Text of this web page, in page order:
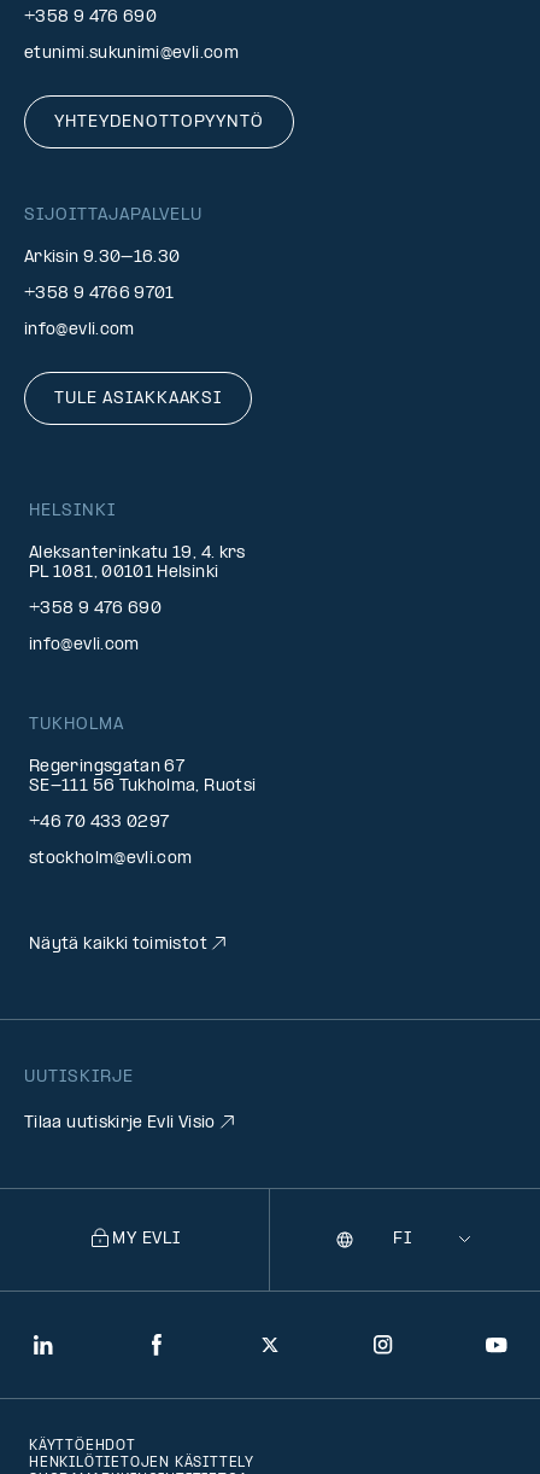
+358 9 476 690
etunimi.sukunimi@evli.com
YHTEYDENOTTOPYYNTÖ
SIJOITTAJAPALVELU
Arkisin 9.30–16.30
+358 9 4766 9701
info@evli.com
TULE ASIAKKAAKSI
UUTISKIRJE
Tilaa uutiskirje Evli Visio
HELSINKI
Aleksanterinkatu 19, 4. krs
PL 1081, 00101 Helsinki
+358 9 476 690
info@evli.com
TUKHOLMA
Regeringsgatan 67
SE-111 56 Tukholma, Ruotsi
+46 70 433 0297
stockholm@evli.com
Näytä kaikki toimistot
LinkedIn Facebook Twitter Instagram
MY EVLI
Selecting
Kieli
KÄYTTÖEHDOT
HENKILÖTIETOJEN KÄSITTELY